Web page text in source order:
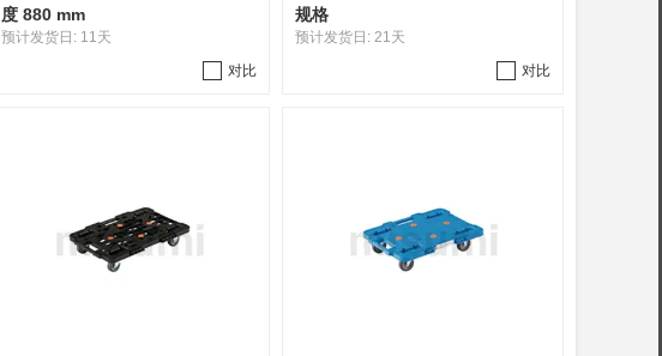
度 880 mm
预计发货日: 11天
对比
规格
预计发货日: 21天
对比